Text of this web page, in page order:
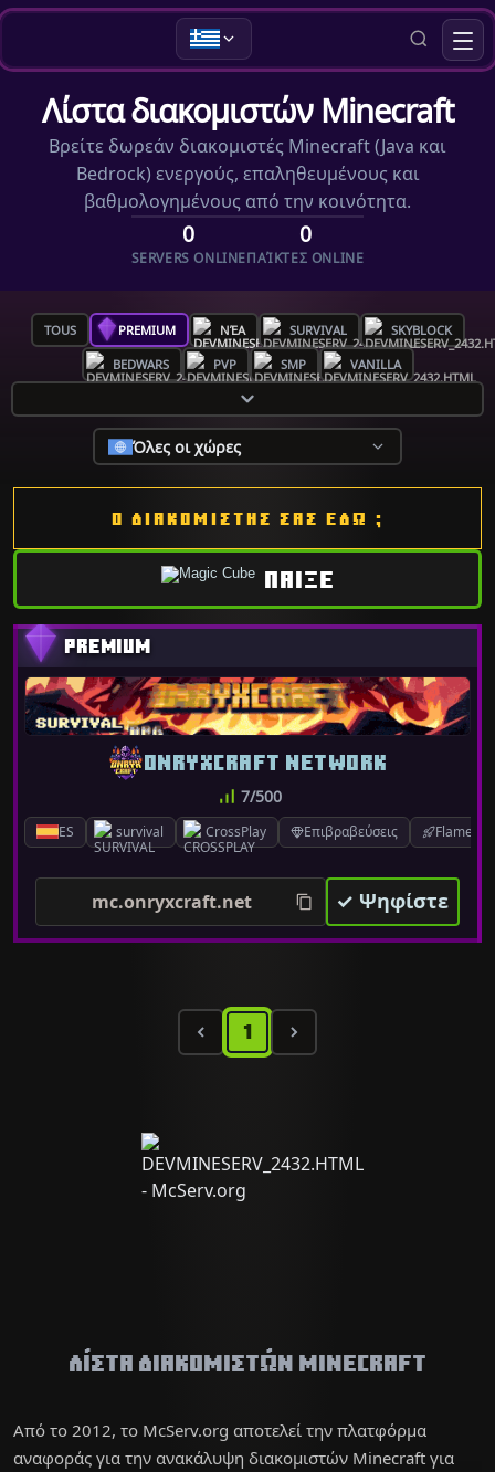
Λίστα διακομιστών Minecraft
Βρείτε δωρεάν διακομιστές Minecraft (Java και
Bedrock) ενεργούς, επαληθευμένους και
βαθμολογημένους από την κοινότητα.
0
SERVERS ONLINE
0
ΠΑΊΚΤΕΣ ONLINE
TOUS PREMIUM ΝΈΑ SURVIVAL SKYBLOCK
BEDWARS PVP SMP VANILLA
Όλες οι χώρες
Ο ΔΙΑΚΟΜΙΣΤΗΣ ΣΑΣ ΕΔΩ ;
ΠΑΙΞΕ
ES survival CrossPlay Επιβραβεύσεις
ONRYXCRAFT NETWORK
7/500
mc.onryxcraft.net ✓ Ψηφίστε
1
Λίστα διακομιστών Minecraft
Από το 2012, το McServ.org αποτελεί την πλατφόρμα
αναφοράς για την ανακάλυψη διακομιστών Minecraft για